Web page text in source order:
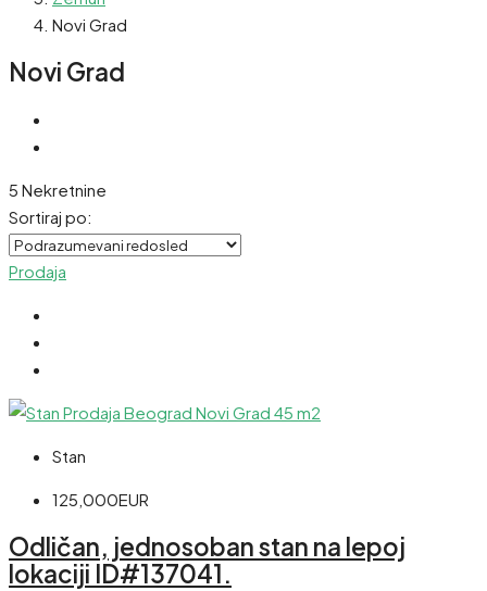
Novi Grad
Novi Grad
5 Nekretnine
Sortiraj po:
Prodaja
Stan
125,000EUR
Odličan, jednosoban stan na lepoj
lokaciji ID#137041.